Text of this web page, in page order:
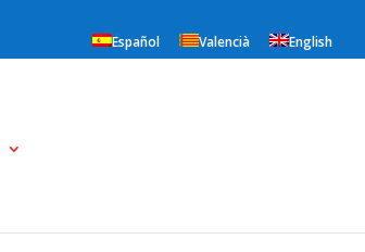
Español
Valencià English